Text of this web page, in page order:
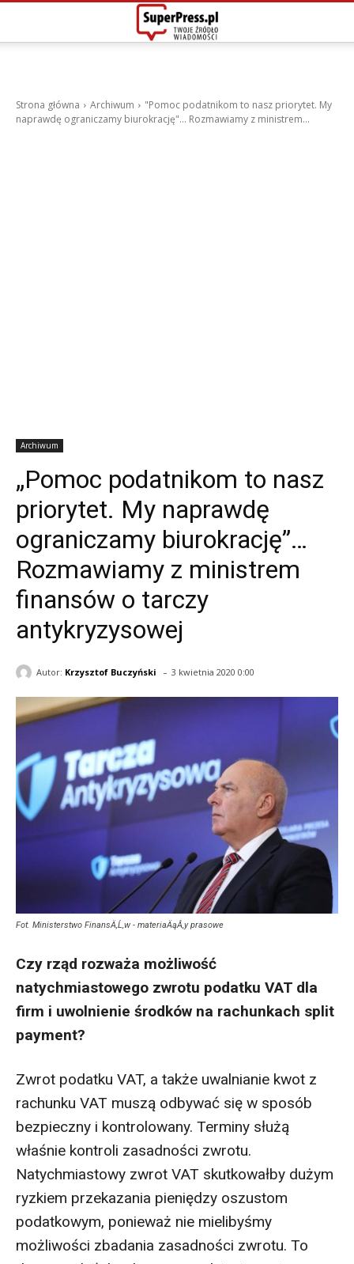
Strona główna Archiwum
"Pomoc podatnikom to nasz priorytet. My
naprawdę ograniczamy biurokrację"... Rozmawiamy z ministrem...
Archiwum
„Pomoc podatnikom to nasz
priorytet. My naprawdę
ograniczamy biurokrację”…
Rozmawiamy z ministrem
finansów o tarczy
antykryzysowej
Autor: Krzysztof Buczyński - 3 kwietnia 2020 0:00
Fot. Ministerstwo FinansÄ‚Ĺ‚w - materiaÄąÂ‚y prasowe
Czy rząd rozważa możliwość
natychmiastowego zwrotu podatku VAT dla
firm i uwolnienie środków na rachunkach split
payment?
Zwrot podatku VAT, a także uwalnianie kwot z
rachunku VAT muszą odbywać się w sposób
bezpieczny i kontrolowany. Terminy służą
właśnie kontroli zasadności zwrotu.
Natychmiastowy zwrot VAT skutkowałby dużym
ryzkiem przekazania pieniędzy oszustom
podatkowym, ponieważ nie mielibyśmy
możliwości zbadania zasadności zwrotu. To